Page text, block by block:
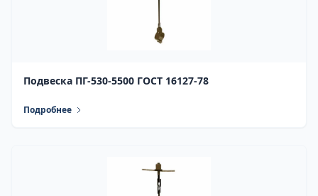
Подвеска ПГ-530-5500 ГОСТ 16127-78
Подробнее